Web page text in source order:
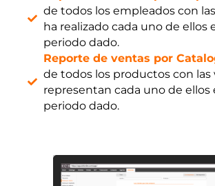
de todos los empleados con
ha realizado cada uno de ellos
periodo dado.
Reporte de ventas por
de todos los productos con las
representan cada uno de ellos
periodo dado.